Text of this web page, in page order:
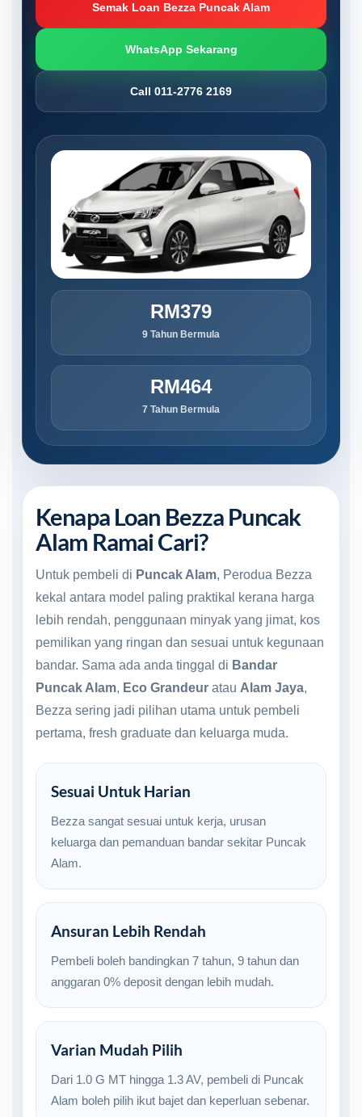
Semak Loan Bezza Puncak Alam
WhatsApp Sekarang
Call 011-2776 2169
RM379
9 Tahun Bermula
RM464
7 Tahun Bermula
Kenapa Loan Bezza Puncak
Alam Ramai Cari?
Untuk pembeli di Puncak Alam, Perodua Bezza
kekal antara model paling praktikal kerana harga
lebih rendah, penggunaan minyak yang jimat, kos
pemilikan yang ringan dan sesuai untuk kegunaan
bandar. Sama ada anda tinggal di Bandar
Puncak Alam, Eco Grandeur atau Alam Jaya,
Bezza sering jadi pilihan utama untuk pembeli
pertama, fresh graduate dan keluarga muda.
Sesuai Untuk Harian
Bezza sangat sesuai untuk kerja, urusan
keluarga dan pemanduan bandar sekitar Puncak
Alam.
Ansuran Lebih Rendah
Pembeli boleh bandingkan 7 tahun, 9 tahun dan
anggaran 0% deposit dengan lebih mudah.
Varian Mudah Pilih
Dari 1.0 G MT hingga 1.3 AV, pembeli di Puncak
Alam boleh pilih ikut bajet dan keperluan sebenar.